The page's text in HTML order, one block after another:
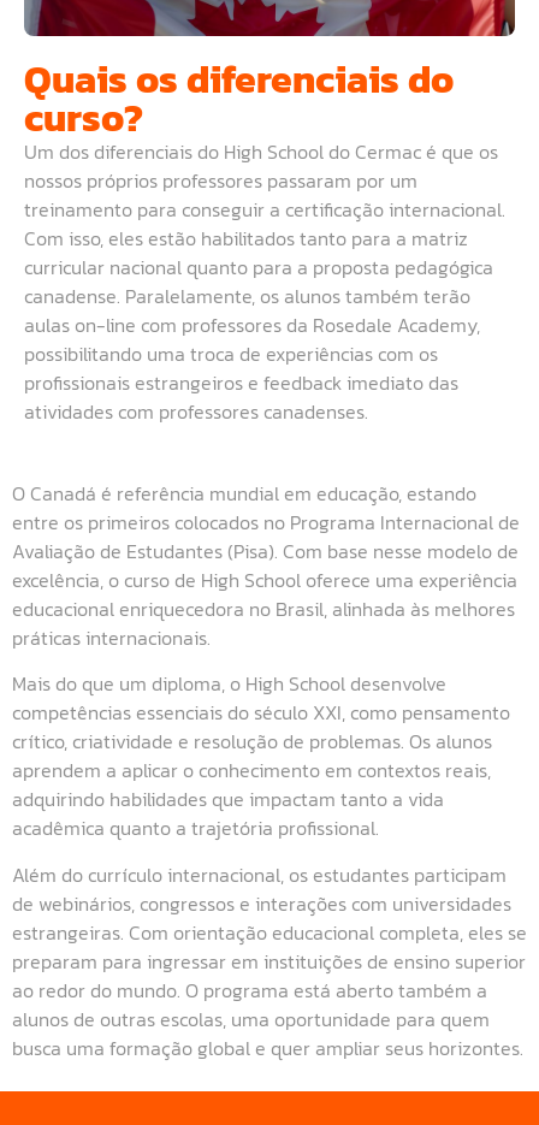
Quais os diferenciais do
curso?
Um dos diferenciais do High School do Cermac é que os
nossos próprios professores passaram por um
treinamento para conseguir a certificação internacional.
Com isso, eles estão habilitados tanto para a matriz
curricular nacional quanto para a proposta pedagógica
canadense. Paralelamente, os alunos também terão
aulas on-line com professores da Rosedale Academy,
possibilitando uma troca de experiências com os
profissionais estrangeiros e feedback imediato das
atividades com professores canadenses.
O Canadá é referência mundial em educação, estando
entre os primeiros colocados no Programa Internacional de
Avaliação de Estudantes (Pisa). Com base nesse modelo de
excelência, o curso de High School oferece uma experiência
educacional enriquecedora no Brasil, alinhada às melhores
práticas internacionais.
Mais do que um diploma, o High School desenvolve
competências essenciais do século XXI, como pensamento
crítico, criatividade e resolução de problemas. Os alunos
aprendem a aplicar o conhecimento em contextos reais,
adquirindo habilidades que impactam tanto a vida
acadêmica quanto a trajetória profissional.
Além do currículo internacional, os estudantes participam
de webinários, congressos e interações com universidades
estrangeiras. Com orientação educacional completa, eles se
preparam para ingressar em instituições de ensino superior
ao redor do mundo. O programa está aberto também a
alunos de outras escolas, uma oportunidade para quem
busca uma formação global e quer ampliar seus horizontes.